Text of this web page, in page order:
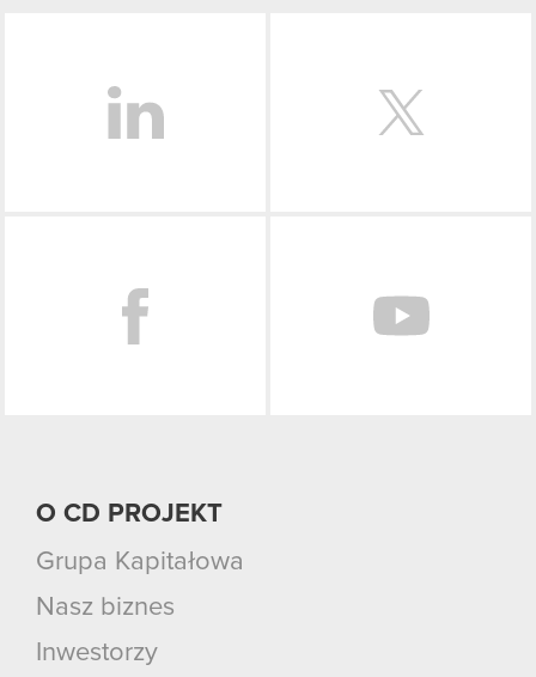
O CD PROJEKT
Grupa Kapitałowa
Nasz biznes
Inwestorzy